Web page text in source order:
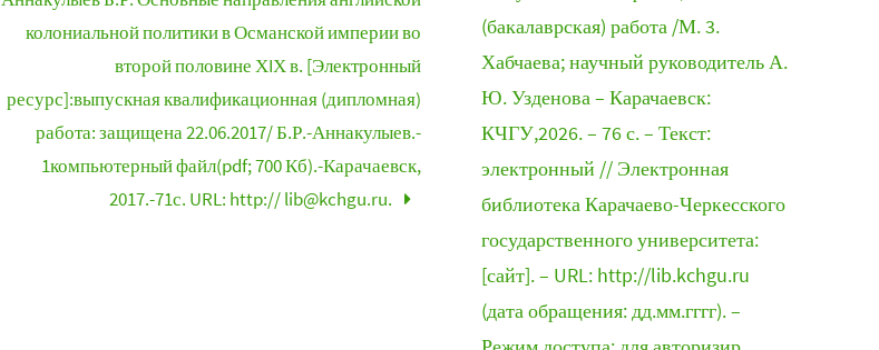
колониальной политики в Османской империи во
второй половине ХIХ в. [Электронный
ресурс]:выпускная квалификационная (дипломная)
работа: защищена 22.06.2017/ Б.Р.-Аннакулыев.-
1компьютерный файл(pdf; 700 Кб).-Карачаевск,
2017.-71с. URL: http:// lib@kchgu.ru.
(бакалаврская) работа /М. 3.
Хабчаева; научный руководитель А.
Ю. Узденова – Карачаевск:
КЧГУ,2026. – 76 с. – Текст:
электронный // Электронная
библиотека Карачаево-Черкесского
государственного университета:
[сайт]. – URL: http://lib.kchgu.ru
(дата обращения: дд.мм.гггг). –